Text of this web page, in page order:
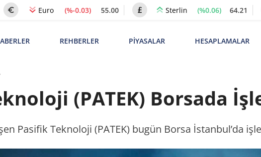
Euro (%-0.03) 55.00 Sterlin (%0.06) 64.21
REHBERLER PİYASALAR HESAPLAMALAR
(PATEK) Borsada
Pasifik Teknoloji (PATEK) bugün Borsa İstanbul’da